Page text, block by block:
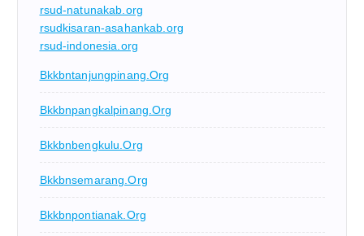
rsud-natunakab.org
rsudkisaran-asahankab.org
rsud-indonesia.org
Bkkbntanjungpinang.org
Bkkbnpangkalpinang.org
Bkkbnbengkulu.org
Bkkbnsemarang.org
Bkkbnpontianak.org